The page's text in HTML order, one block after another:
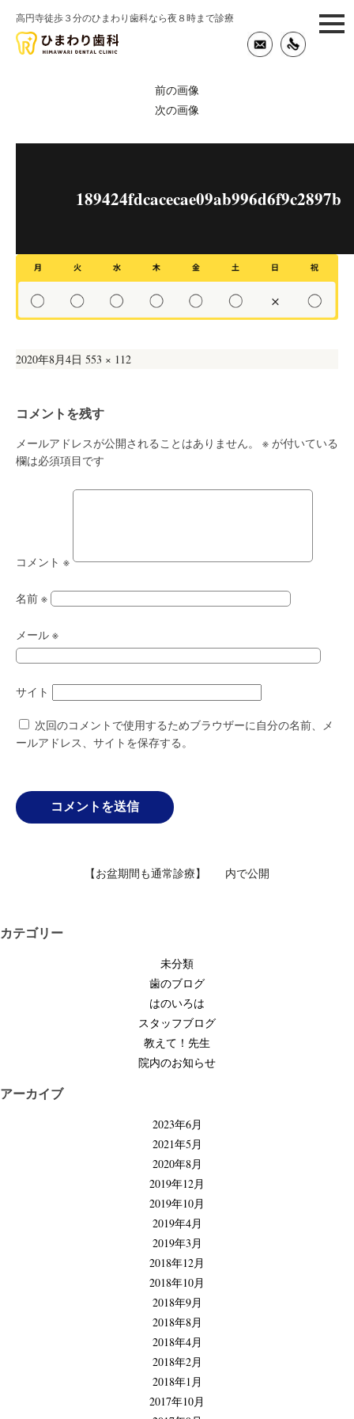
高円寺徒歩３分のひまわり歯科なら夜８時まで診療
前の画像
次の画像
189424fdcacecae09ab996d6f9c2897b
投
2020年8月4日 フ
イ
ズ
553 × 112
コメントを残す
メールアドレスが公開されることはありません。 ※ が付いている
欄は必須項目です
コメント ※
名前 ※
メール ※
サイト
次回のコメントで使用するためブラウザーに自分の名前、メ
ールアドレス、サイトを保存する。
ビ
【お盆期間も通常診療】 内で公開
カテゴリー
未分類
歯のブログ
はのいろは
スタッフブログ
教えて！先生
院内のお知らせ
アーカイブ
2023年6月
2021年5月
2020年8月
2019年12月
2019年10月
2019年4月
2019年3月
2018年12月
2018年10月
2018年9月
2018年8月
2018年4月
2018年2月
2018年1月
2017年10月